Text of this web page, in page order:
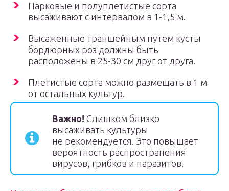
Парковые и полуплетистые сорта
высаживают с интервалом в 1-1,5 м.
Высаженные траншейным путем кусты
бордюрных роз должны быть
расположены в 25-30 см друг от друга.
Плетистые сорта можно размещать в 1 м
от остальных культур.
Важно! Слишком близко
высаживать культуры
не рекомендуется. Это повышает
вероятность распространения
вирусов, грибков и паразитов.